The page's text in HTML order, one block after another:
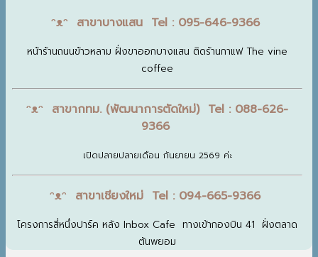
ᵔᴥᵔ สาขาบางแสน Tel : 095-646-9366
หน้าร้านถนนข้าวหลาม ฝั่งขาออกบางแสน ติดร้านกาแฟ The vine
coffee
ᵔᴥᵔ สาขากทม. (พัฒนาการตัดใหม่) Tel : 088-626-
9366
เปิดปลายปลายเดือน กันยายน 2569 ค่ะ
ᵔᴥᵔ สาขาเชียงใหม่ Tel : 094-665-9366
โครงการสี่หนึ่งปาร์ค หลัง Inbox Cafe ทางเข้ากองบิน 41 ฝั่งตลาด
ต้นพยอม